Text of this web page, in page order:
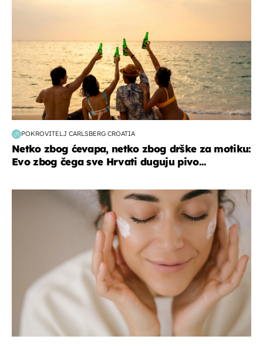
POKROVITELJ CARLSBERG CROATIA
Netko zbog ćevapa, netko zbog drške za motiku:
Evo zbog čega sve Hrvati duguju pivo...
moda & ljepota